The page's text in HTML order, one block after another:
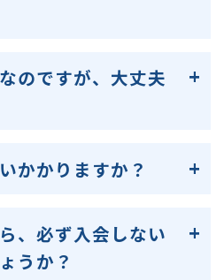
のですが、大丈夫
かかりますか？
、必ず入会しない
うか？